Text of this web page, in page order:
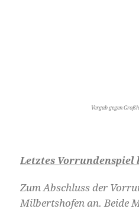
Vergab gegen
Letztes Vorrundenspiel
Zum Abschluss der
Milbertshofen an. Beide